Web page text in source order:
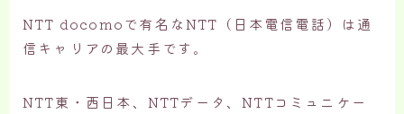
NTT docomoで有名なNTT（日本電信電話）は通
信キャリアの最大手です。
NTT東・西日本、NTTデータ、NTTコミュニケー